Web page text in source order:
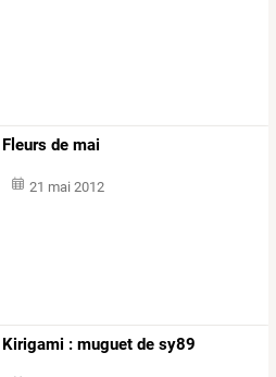
Fleurs de mai
21 mai 2012
Kirigami : muguet de sy89